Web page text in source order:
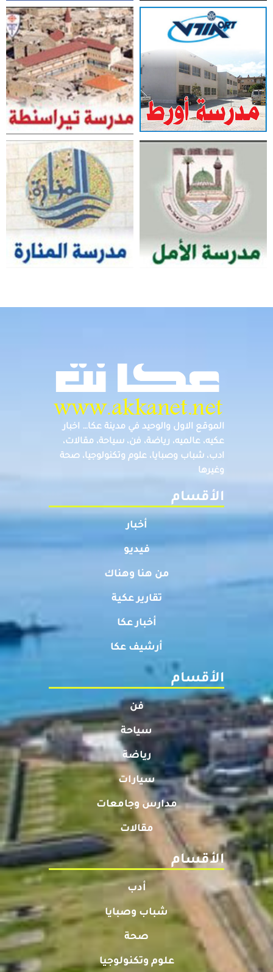
الموقع الاول والوحيد في مدينة عكا… اخبار
عكيه، عالميه، رياضة، فن، سياحة، مقالات،
ادب، شباب وصبايا، علوم وتكنولوجيا، صحة
وغيرها
الأقسام
أخبار
فيديو
من هنا وهناك
تقارير عكية
أخبار عكا
أرشيف عكا
الأقسام
فن
سياحة
رياضة
سيارات
مدارس وجامعات
مقالات
الأقسام
أدب
شباب وصبايا
صحة
علوم وتكنولوجيا